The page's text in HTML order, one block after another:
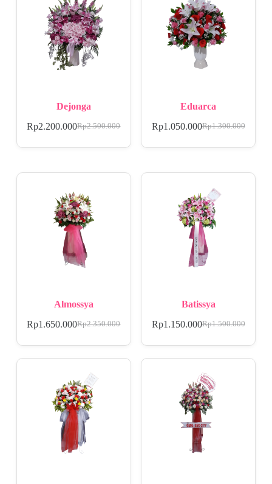
Dejonga
Rp2.500.000
Rp2.200.000
Eduarca
Rp1.300.000
Rp1.050.000
Almossya
Rp2.350.000
Rp1.650.000
Batissya
Rp1.500.000
Rp1.150.000